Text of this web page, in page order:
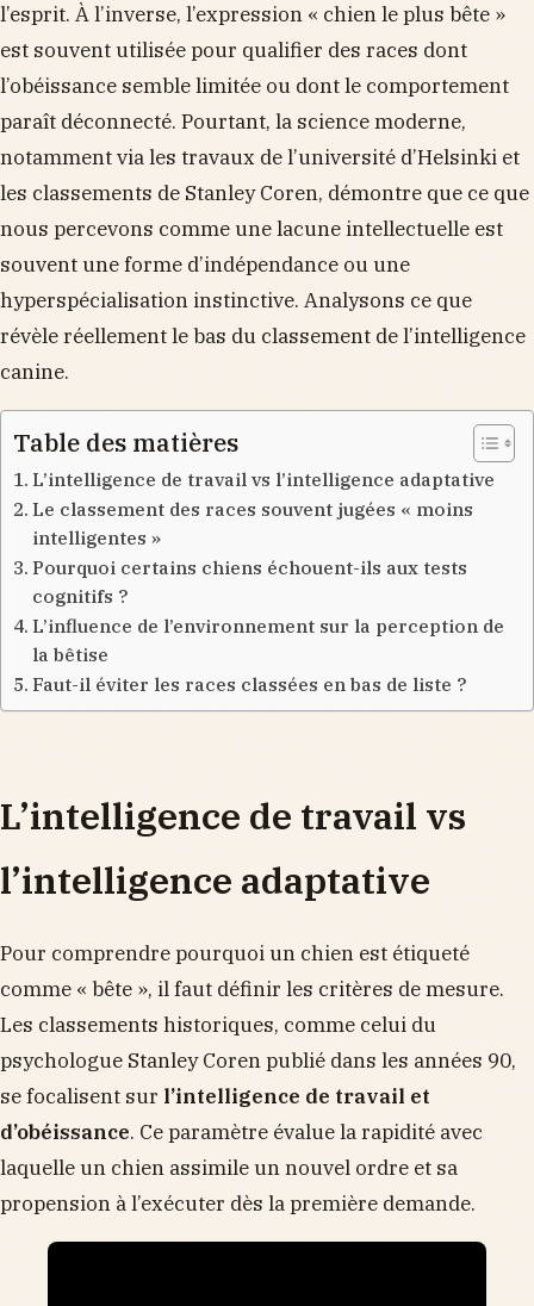
l’esprit. À l’inverse, l’expression « chien le plus bête »
est souvent utilisée pour qualifier des races dont
l’obéissance semble limitée ou dont le comportement
paraît déconnecté. Pourtant, la science moderne,
notamment via les travaux de l’université d’Helsinki et
les classements de Stanley Coren, démontre que ce que
nous percevons comme une lacune intellectuelle est
souvent une forme d’indépendance ou une
hyperspécialisation instinctive. Analysons ce que
révèle réellement le bas du classement de l’intelligence
canine.
Table des matières
L’intelligence de travail vs l’intelligence adaptative
Le classement des races souvent jugées « moins
intelligentes »
Pourquoi certains chiens échouent-ils aux tests
cognitifs ?
L’influence de l’environnement sur la perception de
la bêtise
Faut-il éviter les races classées en bas de liste ?
L’intelligence de travail vs
l’intelligence adaptative
Pour comprendre pourquoi un chien est étiqueté
comme « bête », il faut définir les critères de mesure.
Les classements historiques, comme celui du
psychologue Stanley Coren publié dans les années 90,
se focalisent sur l’intelligence de travail et
d’obéissance. Ce paramètre évalue la rapidité avec
laquelle un chien assimile un nouvel ordre et sa
propension à l’exécuter dès la première demande.